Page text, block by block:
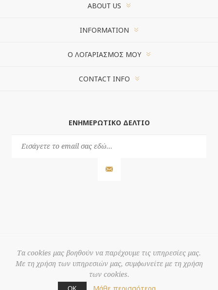
ABOUT US
INFORMATION
Ο ΛΟΓΑΡΙΑΣΜΌΣ ΜΟΥ
CONTACT INFO
ΕΝΗΜΕΡΩΤΙΚΌ ΔΕΛΤΊΟ
© 2026 3S
Powered by
Τα cookies μας βοηθούν να παρέχουμε τις υπηρεσίες μας.
Με τη χρήση των υπηρεσιών μας, συμφωνείτε με τη χρήση
των cookies.